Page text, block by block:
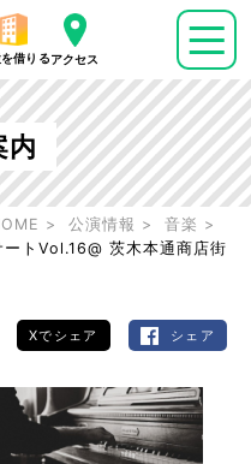
借りるアクセス
内
公演情報
音楽
トVol.16@ 茨木本通商店街
Xでシェア シェア